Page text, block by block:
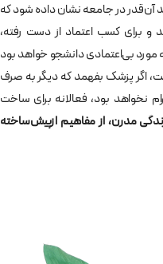
در جامعه نشان داده شود که
و برای کسب اعتماد از دست رفته،
مورد بی‌اعتمادی دانشجو خواهد بود
اگر پزشک بفهمد که دیگر به صرف
نخواهد بود، فعالانه برای ساخت
مدرن، از مفاهیم ازپیش‌ساخته